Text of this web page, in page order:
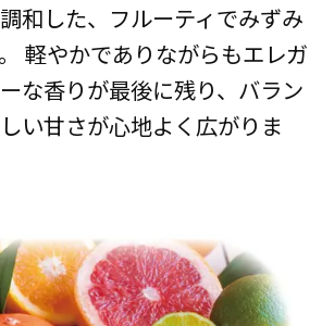
和した、フルーティでみずみ
軽やかでありながらもエレガ
な香りが最後に残り、バラン
い甘さが心地よく広がりま